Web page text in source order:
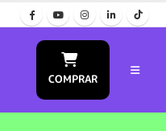
COMPRAR